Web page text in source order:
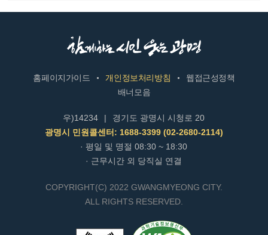
홈페이지가이드 개인정보처리방침
웹접근성정책
배너모음
우)14234 |
경기도 광명시 시청로 20
광명시 민원콜센터: 1688-3399 (02-2680-2114)
· 평일 및 명절 08:30 ~ 18:30
· 근무시간 외 당직실 연결
COPYRIGHT(C) 2022 GWANGMYEONG CITY.
ALL RIGHTS RESERVED.